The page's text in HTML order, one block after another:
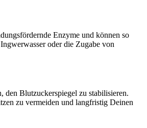
Enzyme und können so
oder die Zugabe von
den Blutzuckerspiegel zu stabilisieren.
zu vermeiden und langfristig Deinen